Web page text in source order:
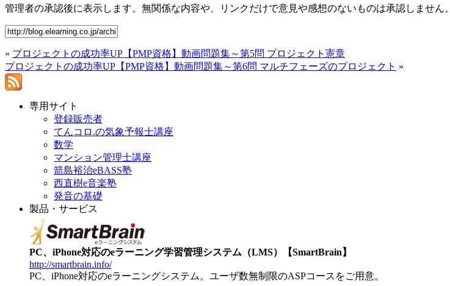
管理者の承認後に表示します。無関係な内容や、リンクだけで意見や感想のないものは承認しません。
« プロジェクトの成功率UP【PMP資格】動画問題集～第5問 プロジェクト憲章
プロジェクトの成功率UP【PMP資格】動画問題集～第6問 マルチフェーズのプロジェクト »
専用サイト
登録販売者
てんコロ.の気象予報士講座
数学
マンション管理士講座
箭島裕治eBASS塾
西直樹e音楽塾
発音の基礎
製品・サービス
PC、iPhone対応のeラーニング学習管理システム（LMS）【SmartBrain】
http://smartbrain.info/
PC、iPhone対応のeラーニングシステム。ユーザ数無制限のASPコースをご用意。